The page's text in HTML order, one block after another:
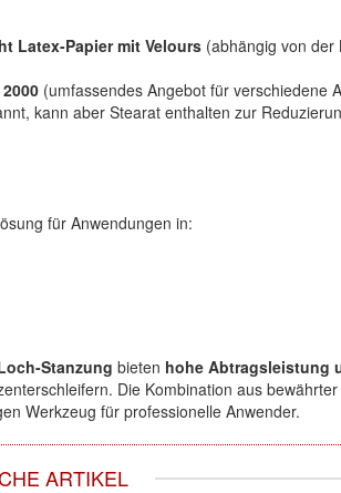
Latex-Papier mit Velours (abhängig von der
(umfassendes Angebot für verschiedene
kann aber Stearat enthalten zur
für Anwendungen in:
Stanzung bieten hohe Abtragsleistung
Die Kombination aus
Werkzeug für professionelle Anwender.
ARTIKEL